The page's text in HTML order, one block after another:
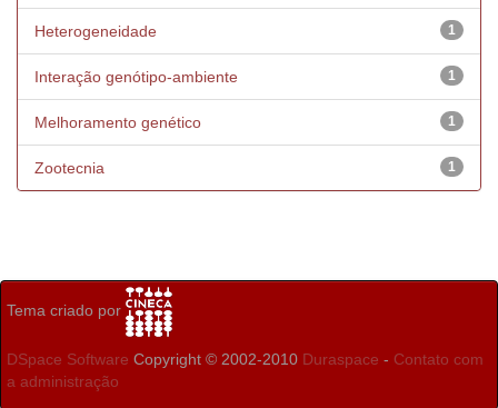
1
Heterogeneidade
1
Interação genótipo-ambiente
1
Melhoramento genético
1
Zootecnia
Tema criado por
DSpace Software Copyright © 2002-2010 Duraspace - Contato com
a administração